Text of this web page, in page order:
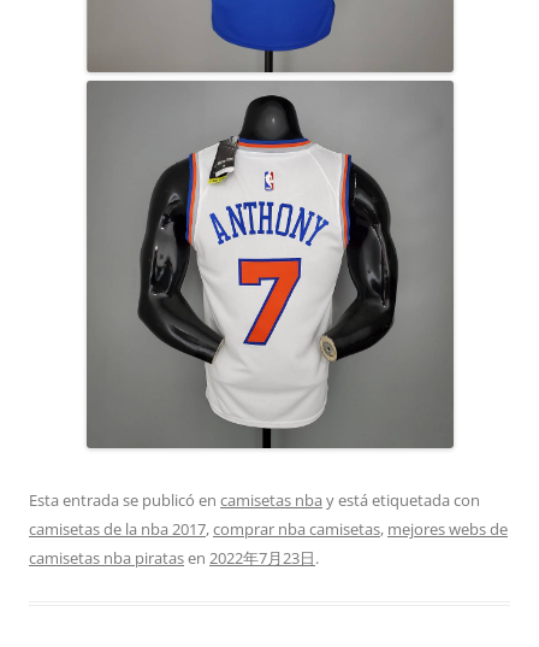
Esta entrada se publicó en camisetas nba y está etiquetada con
camisetas de la nba 2017,comprar nba camisetas, mejores webs de
camisetas nba piratasen 2022年7月23日.